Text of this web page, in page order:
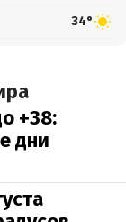
34°
+38:
дни